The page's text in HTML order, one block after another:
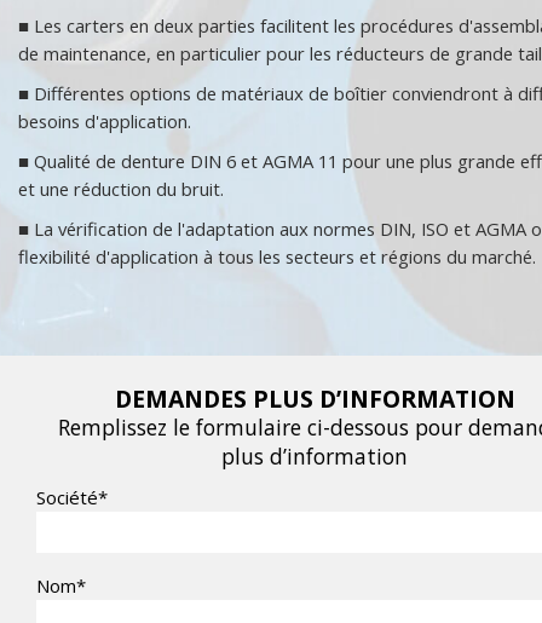
■ Les carters en deux parties facilitent les procédures
de maintenance, en particulier pour les réducteurs de grande
■ Différentes options de matériaux de boîtier conviendront à
besoins d'application.
■ Qualité de denture DIN 6 et AGMA 11 pour une plus grande
et une réduction du bruit.
■ La vérification de l'adaptation aux normes DIN, ISO et AGMA
flexibilité d'application à tous les secteurs et régions du marché.
DEMANDES PLUS D’INFORMATION
Remplissez le formulaire ci-dessous pour
plus d’information
Société*
Nom*